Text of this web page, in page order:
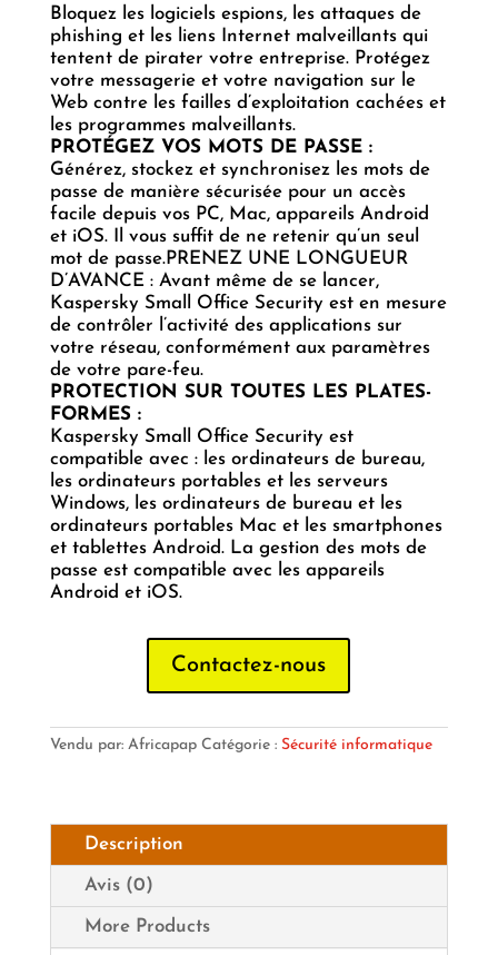
Bloquez les logiciels espions, les attaques de
phishing et les liens Internet malveillants qui
tentent de pirater votre entreprise. Protégez
votre messagerie et votre navigation sur le
Web contre les failles d’exploitation cachées et
les programmes malveillants.
PROTÉGEZ VOS MOTS DE PASSE :
Générez, stockez et synchronisez les mots de
passe de manière sécurisée pour un accès
facile depuis vos PC, Mac, appareils Android
et iOS. Il vous suffit de ne retenir qu’un seul
mot de passe.PRENEZ UNE LONGUEUR
D’AVANCE : Avant même de se lancer,
Kaspersky Small Office Security est en mesure
de contrôler l’activité des applications sur
votre réseau, conformément aux paramètres
de votre pare-feu.
PROTECTION SUR TOUTES LES PLATES-
FORMES :
Kaspersky Small Office Security est
compatible avec : les ordinateurs de bureau,
les ordinateurs portables et les serveurs
Windows, les ordinateurs de bureau et les
ordinateurs portables Mac et les smartphones
et tablettes Android. La gestion des mots de
passe est compatible avec les appareils
Android et iOS.
Contactez-nous
Vendu par: Africapap Catégorie : Sécurité informatique
Description
Avis (0)
More Products